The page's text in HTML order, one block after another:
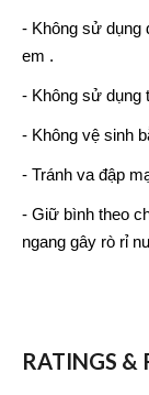
- Không sử dụng
em .
- Không sử dụng
- Không vệ sinh
- Tránh va đập
- Giữ bình theo
ngang gây rò rỉ
RATINGS &